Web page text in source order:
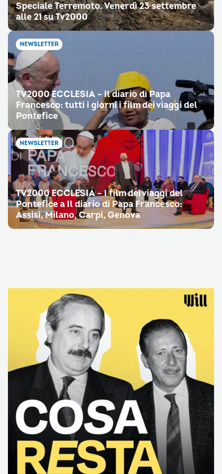
Speciale Terremoto. Venerdì 23 settembre
alle 21 su Tv2000
NEWSLETTER
TV2000 ECCLESIA – Il diario di Papa
Francesco: tutti i giorni i film dei viaggi del
Pontefice
NEWSLETTER
TV2000 ECCLESIA – I film dei viaggi del
Pontefice a Il diario di Papa Francesco:
Assisi, Milano, Carpi, Genova